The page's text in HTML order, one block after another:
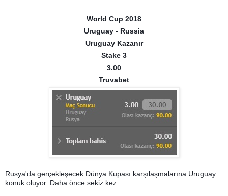
World Cup 2018
Uruguay - Russia
Uruguay Kazanır
Stake 3
3.00
Truvabet
Rusya'da gerçekleşecek Dünya Kupası karşılaşmalarına Uruguay
konuk oluyor. Daha önce sekiz kez